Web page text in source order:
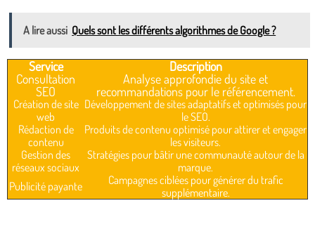
A lire aussi Quels sont les différents algorithmes de Google ?
Service
Description
Consultation
SEO
Analyse approfondie du site et
recommandations pour le référencement.
Création de site
web
Développement de sites adaptatifs et optimisés pour
le SEO.
Rédaction de
contenu
Produits de contenu optimisé pour attirer et engager
les visiteurs.
Gestion des
réseaux sociaux
Stratégies pour bâtir une communauté autour de la
marque.
Publicité payante
Campagnes ciblées pour générer du trafic
supplémentaire.